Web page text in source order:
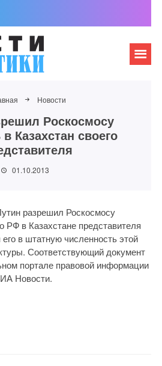
Новости
Роскосмосу
Казахстан своего
01.10.2013
разрешил Роскосмосу
РФ в Казахстане представителя
в штатную численность этой
Соответствующий документ
портале правовой информации
Новости.